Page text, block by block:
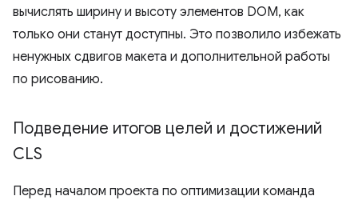
вычислять ширину и высоту элементов DOM, как
только они станут доступны. Это позволило избежать
ненужных сдвигов макета и дополнительной работы
по рисованию.
Подведение итогов целей и достижений
CLS
Перед началом проекта по оптимизации команда